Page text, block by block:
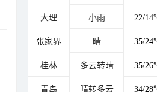
大理 小雨 22/
张家界 晴 35/
桂林 多云转晴 35/
青岛 晴转多云 34/